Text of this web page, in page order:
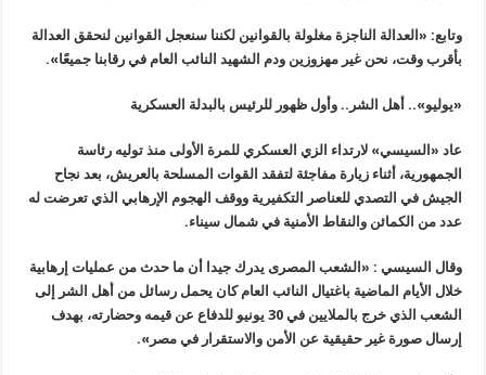
وتابع: « العدالة الناجزة مغلولة بالقوانين لكننا سنعجل القوانين لنحقق العدالة
بأقرب وقت، نحن غير مهزوزين ودم الشهيد النائب العام في رقابنا جميعًا».
«يوليو».. أهل الشر.. وأول ظهور للرئيس بالبدلة العسكرية
عاد « السيسي» لارتداء الزي العسكري للمرة الأولى منذ توليه رئاسة
الجمهورية، أثناء زيارة مفاجئة لتفقد القوات المسلحة بالعريش، بعد نجاح
الجيش في التصدي للعناصر التكفيرية ووقف الهجوم الإرهابي الذي تعرضت له
عدد من الكمائن والنقاط الأمنية في شمال سيناء.
وقال السيسي : «الشعب المصرى يدرك جيدا أن ما حدث من عمليات إرهابية
خلال الأيام الماضية باغتيال النائب العام كان يحمل رسائل من أهل الشر إلى
الشعب الذي خرج بالملايين في 30 يونيو للدفاع عن قيمه وحضارته، بهدف
إرسال صورة غير حقيقية عن الأمن والاستقرار في مصر».